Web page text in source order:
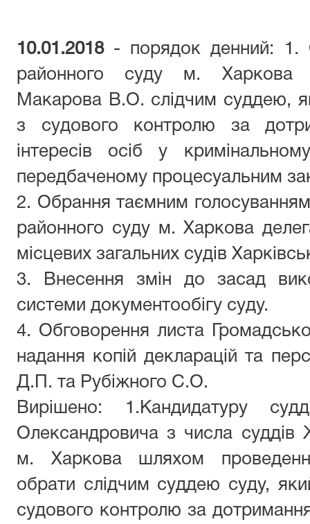
10.01.2018- порядок денний: 1.
районного суду м. Харкова
Макарова В.О. слідчим суддею,
з судового контролю за
інтересів осіб у
передбаченому процесуальним
2. Обрання таємним
районного суду м. Харкова
місцевих загальних судів
3. Внесення змін до засад
системи документообігу суду.
4. Обговорення листа
надання копій декларацій та
Д.П. та Рубіжного С.О.
Вирішено: 1.Кандидатуру
Олександровича з числа суддів
м. Харкова шляхом
обрати слідчим суддею суду,
судового контролю за